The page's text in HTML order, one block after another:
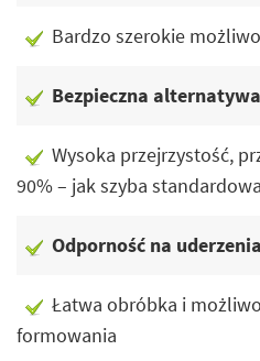
Bardzo szerokie
Bezpieczna
Wysoka przejrzystość,
90% – jak szyba standardowa
Odporność na
Łatwa obróbka i
formowania